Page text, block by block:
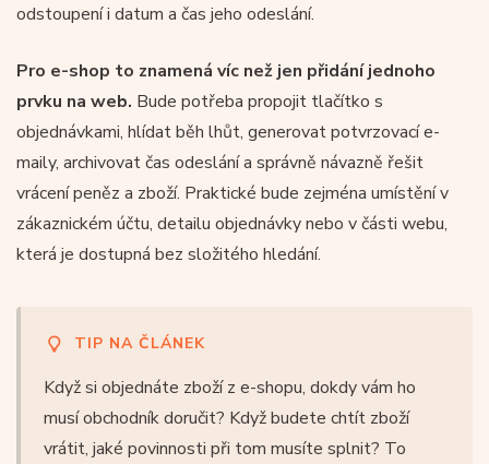
odstoupení i datum a čas jeho odeslání.
Pro e-shop to znamená víc než jen přidání jednoho
prvku na web. Bude potřeba propojit tlačítko s
objednávkami, hlídat běh lhůt, generovat potvrzovací e-
maily, archivovat čas odeslání a správně návazně řešit
vrácení peněz a zboží. Praktické bude zejména umístění v
zákaznickém účtu, detailu objednávky nebo v části webu,
která je dostupná bez složitého hledání.
TIP NA ČLÁNEK
Když si objednáte zboží z e-shopu, dokdy vám ho
musí obchodník doručit? Když budete chtít zboží
vrátit, jaké povinnosti při tom musíte splnit? To